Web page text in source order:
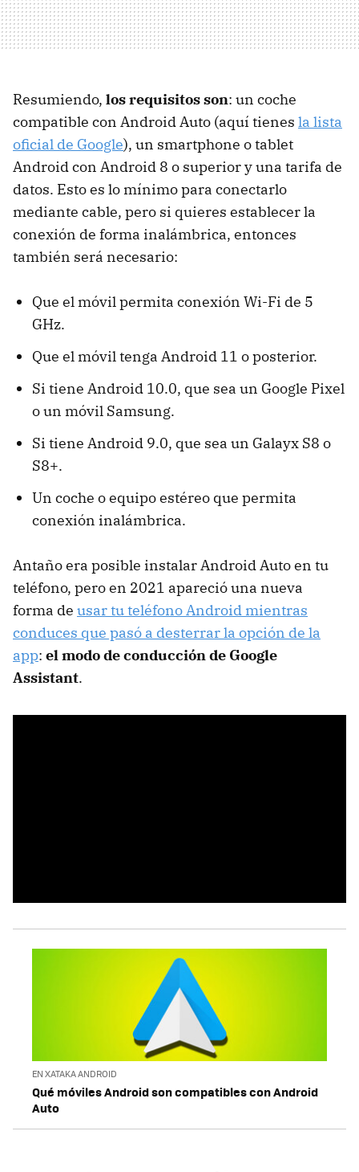
Resumiendo, los requisitos son: un coche
compatible con Android Auto (aquí tienes la lista
oficial de Google), un smartphone o tablet
Android con Android 8 o superior y una tarifa de
datos. Esto es lo mínimo para conectarlo
mediante cable, pero si quieres establecer la
conexión de forma inalámbrica, entonces
también será necesario:
Que el móvil permita conexión Wi-Fi de 5
GHz.
Que el móvil tenga Android 11 o posterior.
Si tiene Android 10.0, que sea un Google Pixel
o un móvil Samsung.
Si tiene Android 9.0, que sea un Galayx S8 o
S8+.
Un coche o equipo estéreo que permita
conexión inalámbrica.
Antaño era posible instalar Android Auto en tu
teléfono, pero en 2021 apareció una nueva
forma de usar tu teléfono Android mientras
conduces que pasó a desterrar la opción de la
app: el modo de conducción de Google
Assistant.
EN XATAKA ANDROID
Qué móviles Android son compatibles con Android
Auto